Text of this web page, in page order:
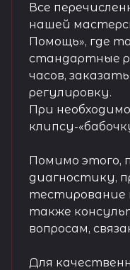
Все
нашей
Помощь», где
стандартные
часов,
регулировку.
При
клипсу-
Помимо этого,
диагностику,
тестирование
также
вопросам,
Для